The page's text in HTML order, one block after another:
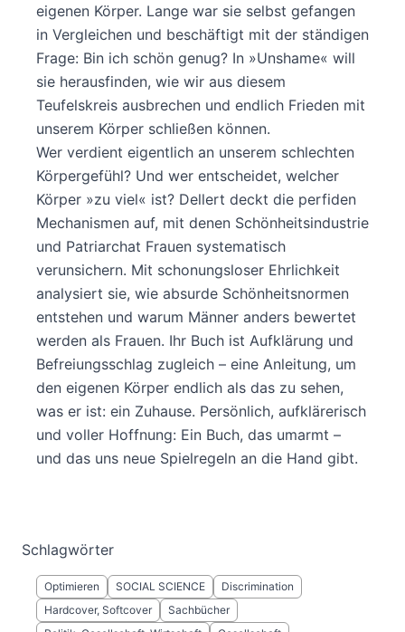
eigenen Körper. Lange war sie selbst gefangen
in Vergleichen und beschäftigt mit der ständigen
Frage: Bin ich schön genug? In »Unshame« will
sie herausfinden, wie wir aus diesem
Teufelskreis ausbrechen und endlich Frieden mit
unserem Körper schließen können.
Wer verdient eigentlich an unserem schlechten
Körpergefühl? Und wer entscheidet, welcher
Körper »zu viel« ist? Dellert deckt die perfiden
Mechanismen auf, mit denen Schönheitsindustrie
und Patriarchat Frauen systematisch
verunsichern. Mit schonungsloser Ehrlichkeit
analysiert sie, wie absurde Schönheitsnormen
entstehen und warum Männer anders bewertet
werden als Frauen. Ihr Buch ist Aufklärung und
Befreiungsschlag zugleich – eine Anleitung, um
den eigenen Körper endlich als das zu sehen,
was er ist: ein Zuhause. Persönlich, aufklärerisch
und voller Hoffnung: Ein Buch, das umarmt –
und das uns neue Spielregeln an die Hand gibt.
Schlagwörter
Optimieren SOCIAL SCIENCE
Discrimination
Hardcover, Softcover
Sachbücher